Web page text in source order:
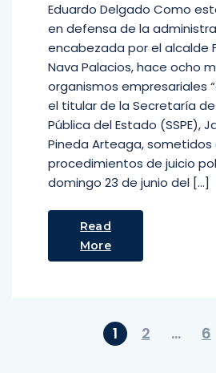
Eduardo Delgado Como
en defensa de la
encabezada por el alcalde
Nava Palacios, hace ocho
organismos empresariales
el titular de la Secretaría
Pública del Estado (SSPE),
Pineda Arteaga, sometidos
procedimientos de juicio
domingo 23 de junio del […]
Read
More
1 2 … 6